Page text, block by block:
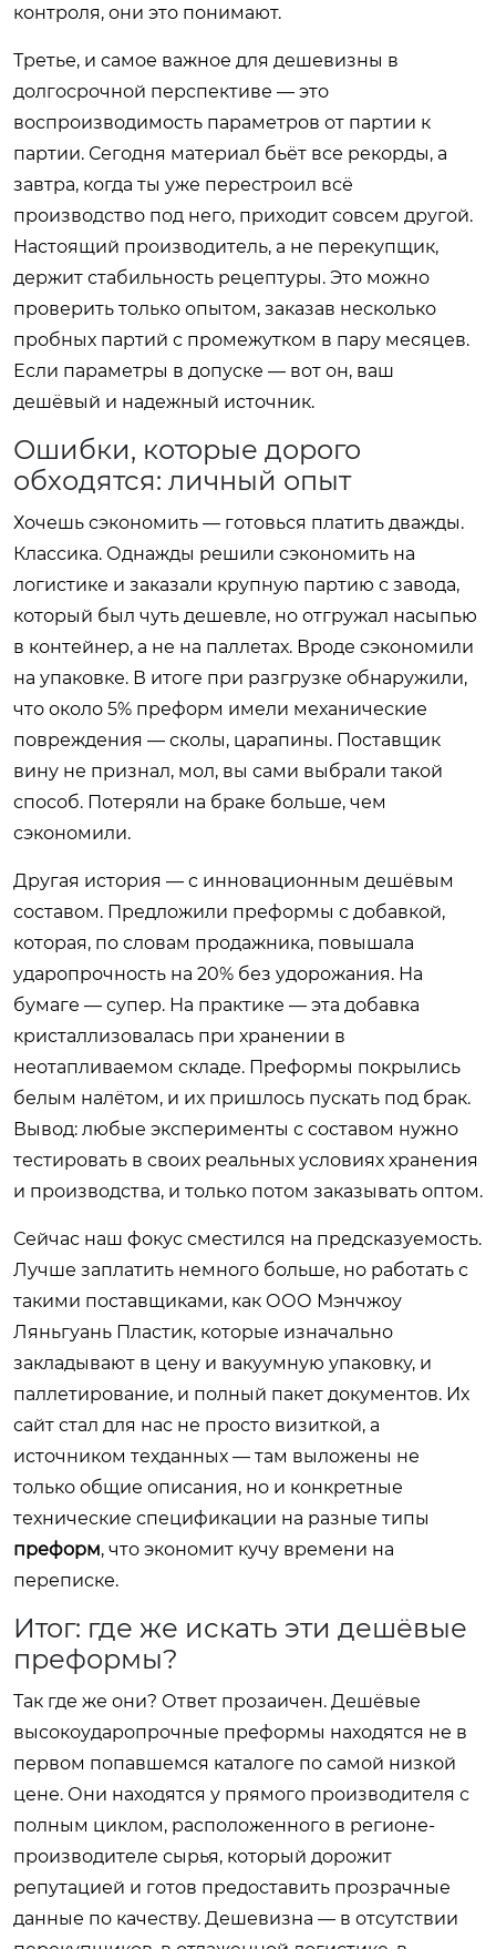
контроля, они это понимают.
Третье, и самое важное для дешевизны в
долгосрочной перспективе — это
воспроизводимость параметров от партии к
партии. Сегодня материал бьёт все рекорды, а
завтра, когда ты уже перестроил всё
производство под него, приходит совсем другой.
Настоящий производитель, а не перекупщик,
держит стабильность рецептуры. Это можно
проверить только опытом, заказав несколько
пробных партий с промежутком в пару месяцев.
Если параметры в допуске — вот он, ваш
дешёвый и надежный источник.
Ошибки, которые дорого
обходятся: личный опыт
Хочешь сэкономить — готовься платить дважды.
Классика. Однажды решили сэкономить на
логистике и заказали крупную партию с завода,
который был чуть дешевле, но отгружал насыпью
в контейнер, а не на паллетах. Вроде сэкономили
на упаковке. В итоге при разгрузке обнаружили,
что около 5% преформ имели механические
повреждения — сколы, царапины. Поставщик
вину не признал, мол, вы сами выбрали такой
способ. Потеряли на браке больше, чем
сэкономили.
Другая история — с инновационным дешёвым
составом. Предложили преформы с добавкой,
которая, по словам продажника, повышала
ударопрочность на 20% без удорожания. На
бумаге — супер. На практике — эта добавка
кристаллизовалась при хранении в
неотапливаемом складе. Преформы покрылись
белым налётом, и их пришлось пускать под брак.
Вывод: любые эксперименты с составом нужно
тестировать в своих реальных условиях хранения
и производства, и только потом заказывать оптом.
Сейчас наш фокус сместился на предсказуемость.
Лучше заплатить немного больше, но работать с
такими поставщиками, как ООО Мэнчжоу
Ляньгуань Пластик, которые изначально
закладывают в цену и вакуумную упаковку, и
паллетирование, и полный пакет документов. Их
сайт стал для нас не просто визиткой, а
источником техданных — там выложены не
только общие описания, но и конкретные
технические спецификации на разные типы
преформ, что экономит кучу времени на
переписке.
Итог: где же искать эти дешёвые
преформы?
Так где же они? Ответ прозаичен. Дешёвые
высокоударопрочные преформы находятся не в
первом попавшемся каталоге по самой низкой
цене. Они находятся у прямого производителя с
полным циклом, расположенного в регионе-
производителе сырья, который дорожит
репутацией и готов предоставить прозрачные
данные по качеству. Дешевизна — в отсутствии